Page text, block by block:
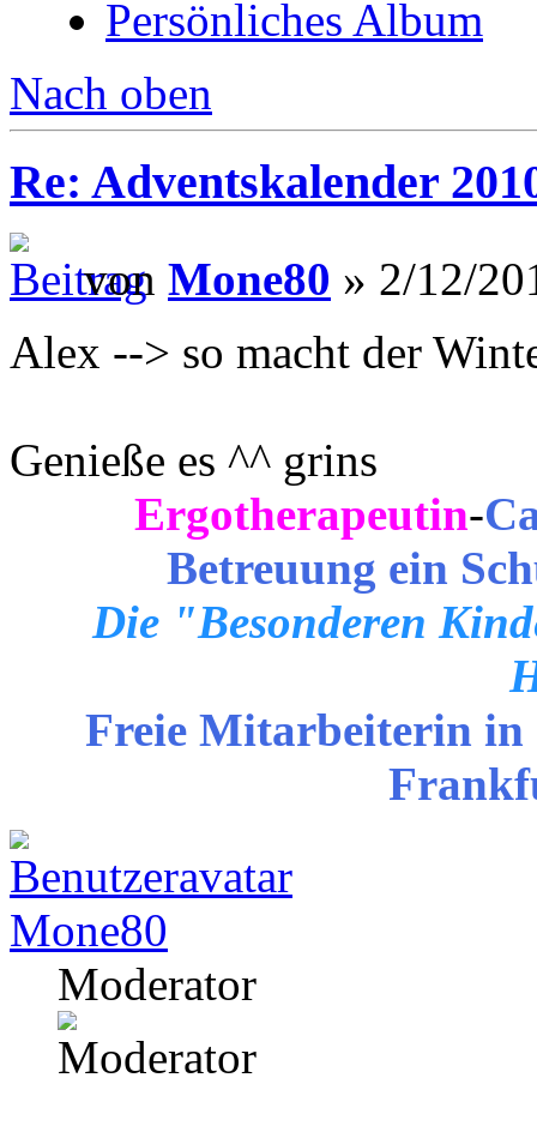
Persönliches Album
Nach oben
Re: Adventskalender
von Mone80 » 2/12/
Alex --> so macht der
Genieße es ^^ grins
Ergotherapeutin-
Betreuung ein
Die "Besonderen
Freie Mitarbeiterin in
Mone80
Moderator